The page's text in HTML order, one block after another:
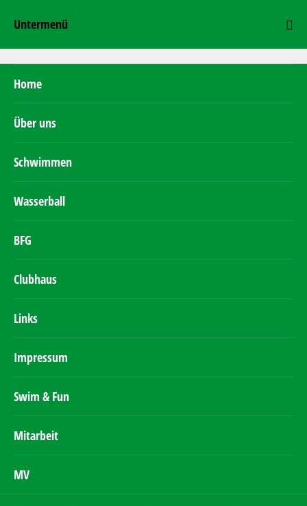
Untermenü
Home
Über uns
Schwimmen
Wasserball
BFG
Clubhaus
Links
Impressum
Swim & Fun
Mitarbeit
MV